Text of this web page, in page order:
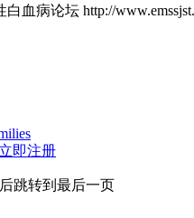
血病论坛 http://
立即注册
跳转到最后一页